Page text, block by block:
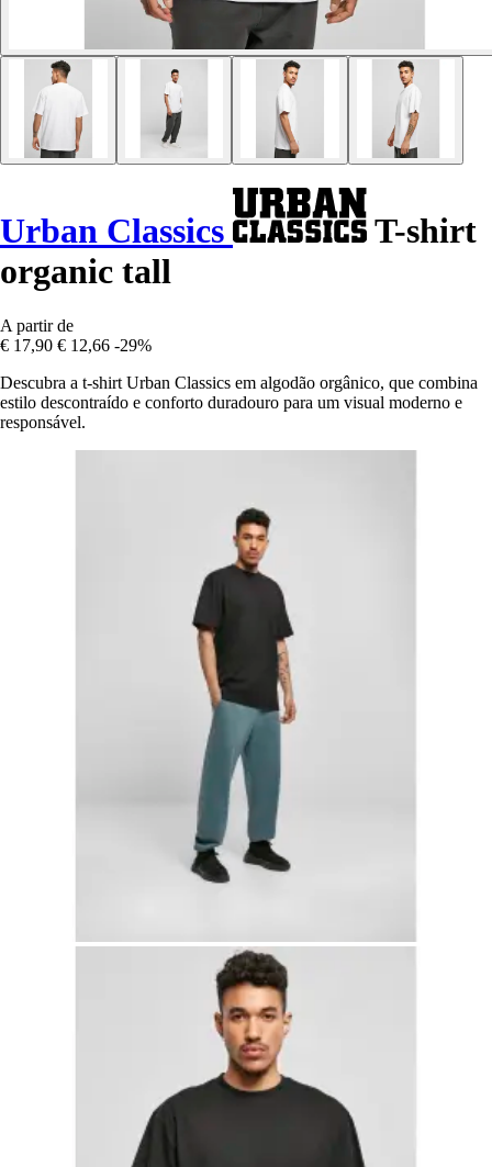
Urban Classics
T-shirt
organic tall
A partir de
€ 17,90 € 12,66 -29%
Descubra a t-shirt Urban Classics em algodão orgânico, que combina
estilo descontraído e conforto duradouro para um visual moderno e
responsável.